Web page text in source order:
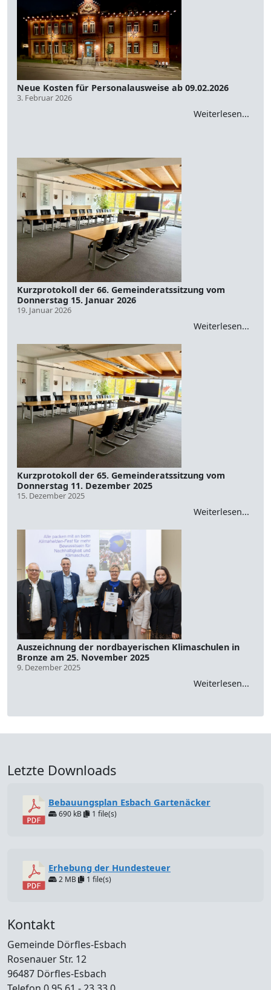
Neue Kosten für Personalausweise ab 09.02.2026
3. Februar 2026
Weiterlesen...
Kurzprotokoll der 66. Gemeinderatssitzung vom
Donnerstag 15. Januar 2026
19. Januar 2026
Weiterlesen...
Kurzprotokoll der 65. Gemeinderatssitzung vom
Donnerstag 11. Dezember 2025
15. Dezember 2025
Weiterlesen...
Auszeichnung der nordbayerischen Klimaschulen in
Bronze am 25. November 2025
9. Dezember 2025
Weiterlesen...
Letzte Downloads
Bebauungsplan Esbach Gartenäcker
690 kB 1 file(s)
Erhebung der Hundesteuer
2 MB 1 file(s)
Kontakt
Gemeinde Dörfles-Esbach
Rosenauer Str. 12
96487 Dörfles-Esbach